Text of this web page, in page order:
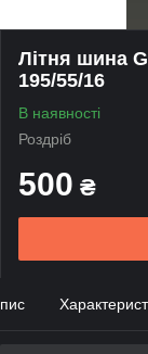
Літня шина
195/55/16
В наявності
Роздріб
500 ₴